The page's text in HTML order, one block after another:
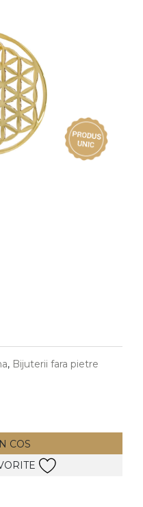
, Bijuterii fara pietre
COS